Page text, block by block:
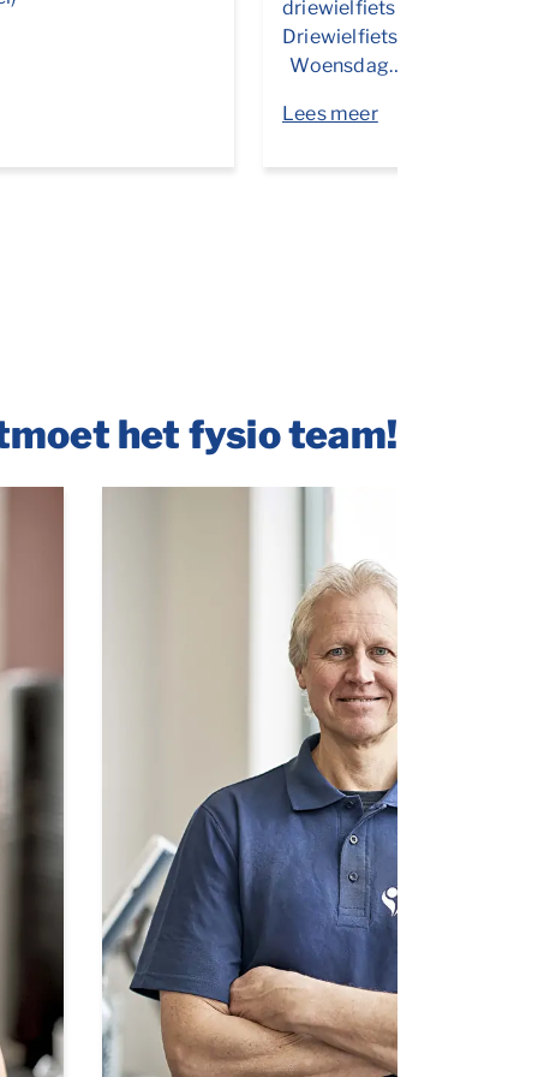
driewielfiets uitproberen?
Driewielfietsontdekdag!
Woensdag…
Lees meer
het fysio team!